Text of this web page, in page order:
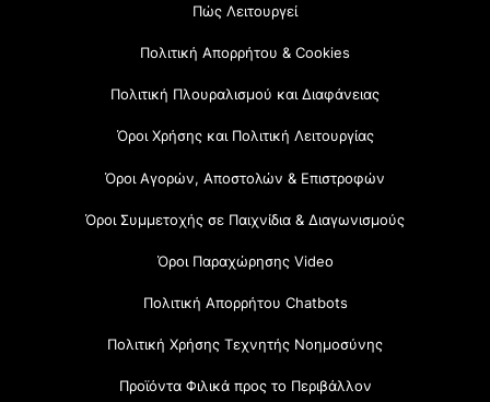
Πώς Λειτουργεί
Πολιτική Απορρήτου & Cookies
Πολιτική Πλουραλισμού και Διαφάνειας
Όροι Χρήσης και Πολιτική Λειτουργίας
Όροι Αγορών, Αποστολών & Επιστροφών
Όροι Συμμετοχής σε Παιχνίδια & Διαγωνισμούς
Όροι Παραχώρησης Video
Πολιτική Απορρήτου Chatbots
Πολιτική Χρήσης Τεχνητής Νοημοσύνης
Προϊόντα Φιλικά προς το Περιβάλλον